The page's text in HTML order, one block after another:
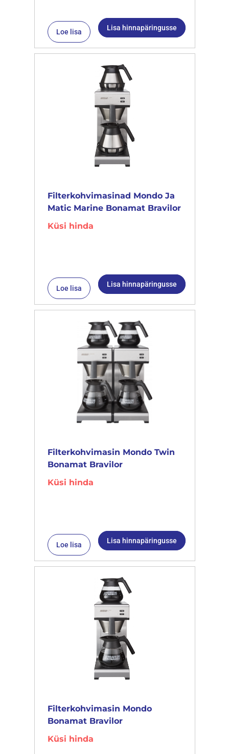
Loe lisa Lisa hinnapäringusse
Filterkohvimasinad Mondo Ja
Matic Marine Bonamat Bravilor
Küsi hinda
Loe lisa Lisa hinnapäringusse
Filterkohvimasin Mondo Twin
Bonamat Bravilor
Küsi hinda
Loe lisa Lisa hinnapäringusse
Filterkohvimasin Mondo
Bonamat Bravilor
Küsi hinda